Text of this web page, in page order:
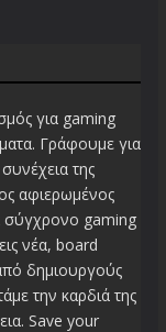
για gaming
Γράφουμε για
της
αφιερωμένος
σύγχρονο gaming
νέα, board
δημιουργούς
την καρδιά της
Save your